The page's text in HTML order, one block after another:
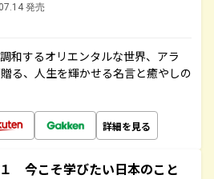
発売
和するオリエンタルな世界、アラ
る、人生を輝かせる名言と癒やしの
詳細を見る
今こそ学びたい日本のこと